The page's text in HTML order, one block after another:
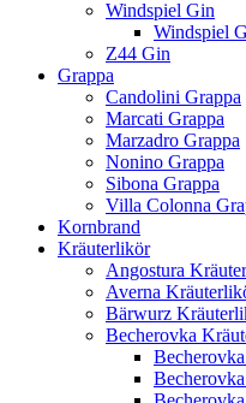
Windspiel Gin
Windspiel
Z44 Gin
Grappa
Candolini Grappa
Marcati Grappa
Marzadro Grappa
Nonino Grappa
Sibona Grappa
Villa Colonna
Kornbrand
Kräuterlikör
Angostura
Averna
Bärwurz
Becherovka